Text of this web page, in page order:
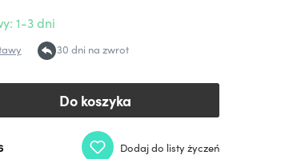
1-3 dni
30 dni na zwrot
Do koszyka
Do koszyka
Dodaj do listy życzeń